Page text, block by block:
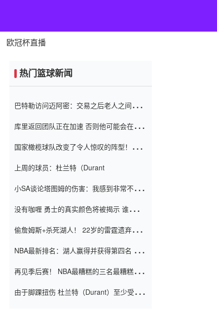
欧冠杯直播
热门篮球新闻
巴特勒访问迈阿密：交易之后老人之间的第
库里返回团队正在加速 否则他可能会在下
起了人们的关注
国家橄榄球队改变了令人惊叹的阵型！伊万
上周的球员：杜兰特（Durant
小SA谈论塔图姆的伤害：我感到非常不舒
没有咖喱 勇士的真实颜色将被揭示 谁注意
偷詹姆斯+杀死湖人！ 22岁的雷霆遗弃儿子
亿元人民币的合同
NBA最新排名：湖人赢得并获得第四名 小
再见季后赛！ NBA最糟糕的三名最糟糕的
由于脚踝扭伤 杜兰特（Durant）至少受伤